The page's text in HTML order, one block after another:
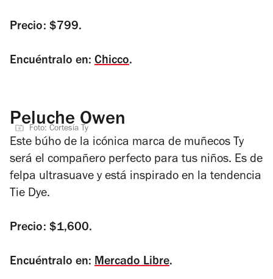
Precio: $799.
Encuéntralo en: Chicco.
Peluche Owen
Foto: Cortesía Ty
Este búho de la icónica marca de muñecos Ty
será el compañero perfecto para tus niños. Es de
felpa ultrasuave y está inspirado en la tendencia
Tie Dye.
Precio: $1,600.
Encuéntralo en: Mercado Libre.